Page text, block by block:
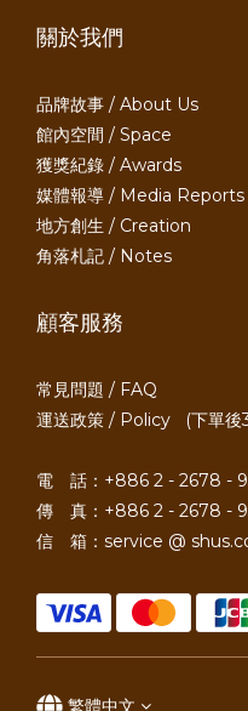
關於我們
品牌故事 / About Us
館內空間 / Space
獲獎紀錄 / Awards
媒體報導 / Media Reports
地方創生 / Creation
角落札記 / Notes
顧客服務
常見問題 / FAQ
運送政策 / Policy (下單後
電 話：+886 2 - 2678 -
傳 真：+886 2 - 2678 -
信 箱：service @
繁體中文